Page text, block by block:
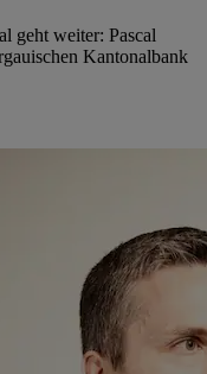
geht weiter: Pascal
Kantonalbank